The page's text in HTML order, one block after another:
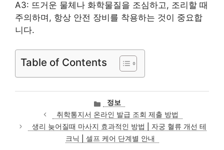
A3: 뜨거운 물체나 화학물질을 조심하고, 조리할 때
주의하며, 항상 안전 장비를 착용하는 것이 중요합
니다.
Table of Contents
카
테
고
리
정보
취학통지서 온라인 발급 조회 제출 방법
생리 늦어질때 마사지 효과적인 방법 | 자궁 혈류 개선 테
크닉 | 셀프 케어 단계별 안내